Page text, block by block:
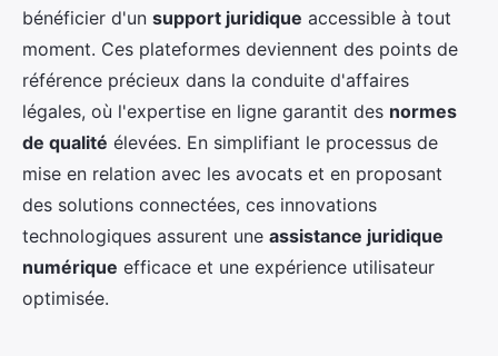
bénéficier d'un support juridique accessible à tout
moment. Ces plateformes deviennent des points de
référence précieux dans la conduite d'affaires
légales, où l'expertise en ligne garantit des normes
de qualité élevées. En simplifiant le processus de
mise en relation avec les avocats et en proposant
des solutions connectées, ces innovations
technologiques assurent une assistance juridique
numérique efficace et une expérience utilisateur
optimisée.